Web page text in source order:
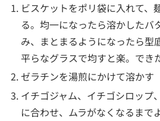
ビスケットをポリ袋に入れて、
る。均一になったら溶かしたバ
み、まとまるようになったら型
平らなグラスで均すと楽。でき
ゼラチンを湯煎にかけて溶かす
イチゴジャム、イチゴシロップ
に合わせ、ムラがなくなるまで